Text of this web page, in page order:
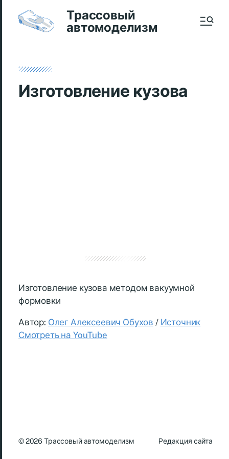
Трассовый
автомоделизм
Изготовление кузова
Изготовление кузова методом вакуумной
формовки
Автор: Олег Алексеевич Обухов / Источник
Смотреть на YouTube
© 2026Трассовый автомоделизм Редакция сайта